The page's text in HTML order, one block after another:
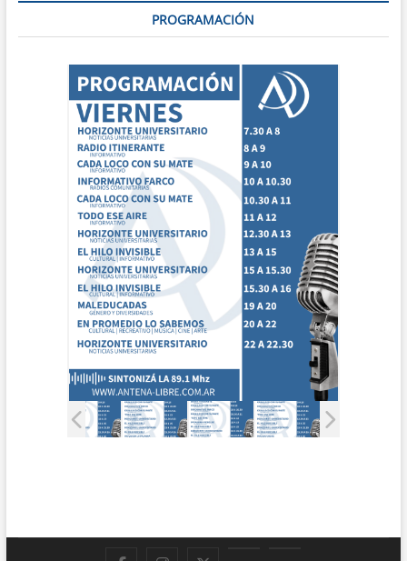
PROGRAMACIÓN